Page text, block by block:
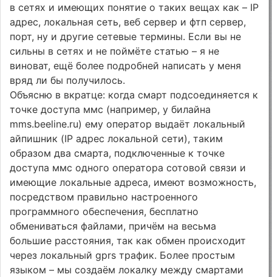
в сетях и имеющих понятие о таких вещах как – IP
адрес, локальная сеть, веб сервер и фтп сервер,
порт, ну и другие сетевые термины. Если вы не
сильны в сетях и не поймёте статью – я не
виноват, ещё более подробней написать у меня
вряд ли бы получилось.
Объясню в вкратце: когда смарт подсоединяется к
точке доступа ммс (например, у билайна
mms.beeline.ru) ему оператор выдаёт локальный
айпишник (IP адрес локальной сети), таким
образом два смарта, подключенные к точке
доступа ммс одного оператора сотовой связи и
имеющие локальные адреса, имеют возможность,
посредством правильно настроенного
программного обеспечения, бесплатно
обмениваться файлами, причём на весьма
большие расстояния, так как обмен происходит
через локальный gprs трафик. Более простым
языком – мы создаём локалку между смартами